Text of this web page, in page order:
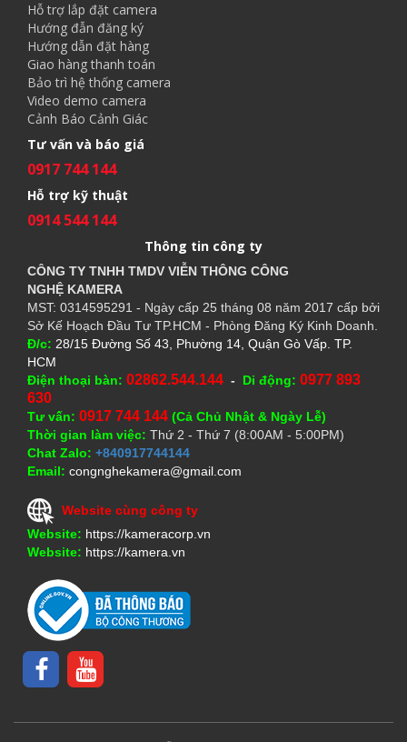
Hỗ trợ lắp đặt camera
Hướng đẫn đăng ký
Hướng dẫn đặt hàng
Giao hàng thanh toán
Bảo trì hệ thống camera
Video demo camera
Cảnh Báo Cảnh Giác
Tư vấn và báo giá
0917 744 144
Hỗ trợ kỹ thuật
0914 544 144
Thông tin công ty
CÔNG TY TNHH TMDV VIỄN THÔNG CÔNG
NGHỆ KAMERA
MST: 0314595291 - Ngày cấp 25 tháng 08 năm 2017 cấp bởi
Sở Kế Hoạch Đầu Tư TP.HCM - Phòng Đăng Ký Kinh Doanh.
Đ/c: 28/15 Đường Số 43, Phường 14, Quận Gò Vấp. TP.
HCM
Điện thoại bàn: 02862.544.144 - Di động: 0977 893
630
Tư vấn: 0917 744 144 (Cả Chủ Nhật & Ngày Lễ)
Thời gian làm việc: Thứ 2 - Thứ 7 (8:00AM - 5:00PM)
Chat Zalo: +840917744144
Email: congnghekamera@gmail.com
Website cùng công ty
Website: https://kameracorp.vn
Website: https://kamera.vn